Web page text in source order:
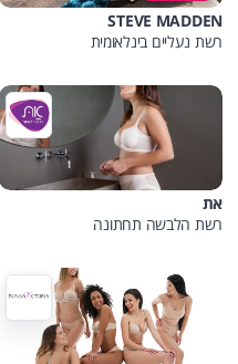
STEVE MADDEN
רשת נעליים בינלאומית
את
רשת הלבשה תחתונה